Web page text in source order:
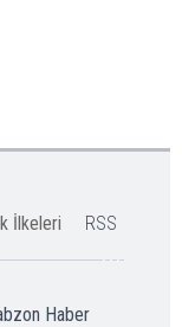
İlkeleri RSS
Haber